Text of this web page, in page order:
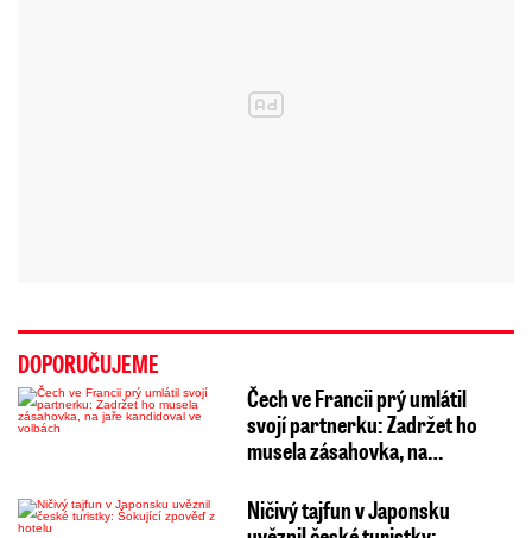
DOPORUČUJEME
Čech ve Francii prý umlátil
svojí partnerku: Zadržet ho
musela zásahovka, na…
Ničivý tajfun v Japonsku